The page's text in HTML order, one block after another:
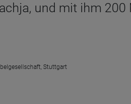
und mit ihm 200
Stuttgart